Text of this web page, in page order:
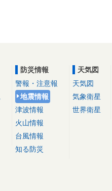
防災情報
警報・注意報
地震情報
津波情報
火山情報
台風情報
知る防災
天気図
天気図
気象衛星
世界衛星